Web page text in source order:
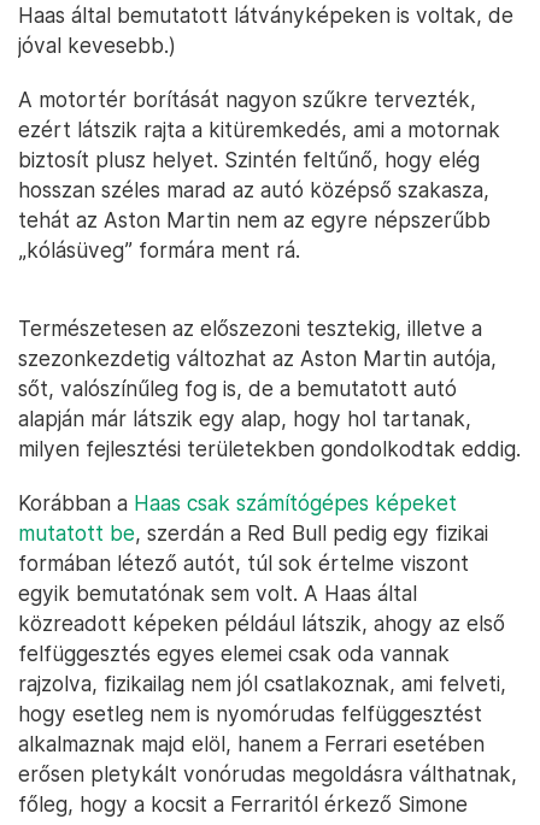
Haas által bemutatott látványképeken is voltak, de
jóval kevesebb.)
A motortér borítását nagyon szűkre tervezték,
ezért látszik rajta a kitüremkedés, ami a motornak
biztosít plusz helyet. Szintén feltűnő, hogy elég
hosszan széles marad az autó középső szakasza,
tehát az Aston Martin nem az egyre népszerűbb
„kólásüveg” formára ment rá.
Természetesen az előszezoni tesztekig, illetve a
szezonkezdetig változhat az Aston Martin autója,
sőt, valószínűleg fog is, de a bemutatott autó
alapján már látszik egy alap, hogy hol tartanak,
milyen fejlesztési területekben gondolkodtak eddig.
Korábban a Haas csak számítógépes képeket
mutatott be, szerdán a Red Bull pedig egy fizikai
formában létező autót, túl sok értelme viszont
egyik bemutatónak sem volt. A Haas által
közreadott képeken például látszik, ahogy az első
felfüggesztés egyes elemei csak oda vannak
rajzolva, fizikailag nem jól csatlakoznak, ami felveti,
hogy esetleg nem is nyomórudas felfüggesztést
alkalmaznak majd elöl, hanem a Ferrari esetében
erősen pletykált vonórudas megoldásra válthatnak,
főleg, hogy a kocsit a Ferraritól érkező Simone